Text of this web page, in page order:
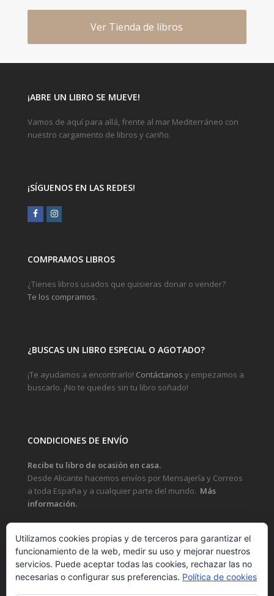
Ver Tienda de libros
¡ABRE UN LIBRO SE MUEVE!
Vamos de aquí para allá, frente al mar Mediterráneo con
nuestro cargamento de libros y cariño.
¡SÍGUENOS EN LAS REDES!
FacebookInstagram
COMPRAMOS LIBROS
¿Tienes libros usados que quisieras donar o vender?
Te los compramos.
¿BUSCAS UN LIBRO ESPECIAL O AGOTADO?
¡Te ayudamos a encontrarlo! Contáctanos y empezamos a
buscarlo. ¡No te quedes sin tu libro soñado!
CONDICIONES DE ENVÍO
Recibe tu libro de ocasión en casa.
Desde Alicante hacemos envíos por Mensajería y Correos
a toda España y a cualquier parte del mundo. Más
información.
LEGAL
POLÍTICA DE PRIVACIDAD Y PROTECCIÓN DE DATOS
Utilizamos cookies propias y de terceros para garantizar el
funcionamiento de la web, medir su uso y mejorar nuestros
servicios. Puede aceptar todas las cookies, rechazar las no
necesarias o configurar sus preferencias. Política de cookies